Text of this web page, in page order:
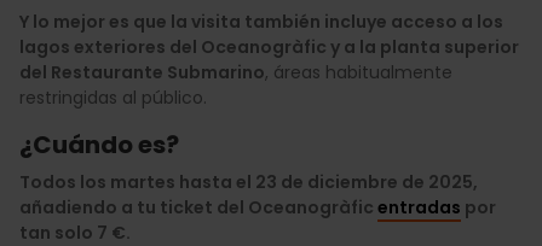
Y lo mejor es que la visita también incluye acceso a los
lagos exteriores del Oceanogràfic y a la planta superior
del Restaurante Submarino, áreas habitualmente
restringidas al público.
¿Cuándo es?
Todos los martes hasta el 23 de diciembre de 2025,
añadiendo a tu ticket del Oceanogràfic entradas por
tan solo 7 €.